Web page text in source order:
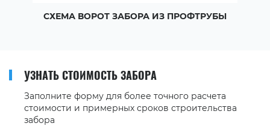
СХЕМА ВОРОТ ЗАБОРА ИЗ ПРОФТРУБЫ
УЗНАТЬ СТОИМОСТЬ ЗАБОРА
Заполните форму для более точного расчета
стоимости и примерных сроков строительства
забора